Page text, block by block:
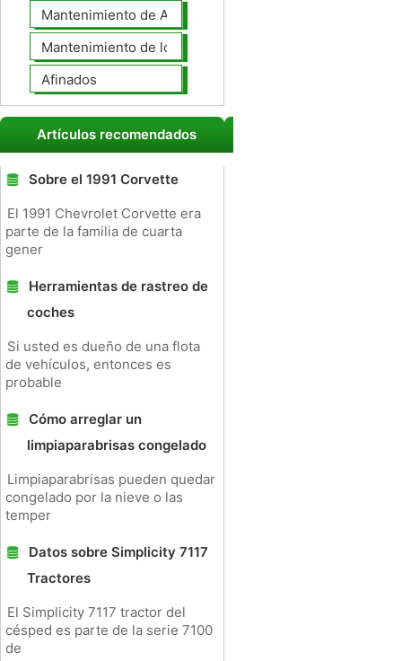
Mantenimiento de Automotores Profesional
Mantenimiento de los neumáticos
Afinados
Artículos recomendados
Sobre el 1991 Corvette
El 1991 Chevrolet Corvette era
parte de la familia de cuarta
gener
Herramientas de rastreo de
coches
Si usted es dueño de una flota
de vehículos, entonces es
probable
Cómo arreglar un
limpiaparabrisas congelado
Limpiaparabrisas pueden quedar
congelado por la nieve o las
temper
Datos sobre Simplicity 7117
Tractores
El Simplicity 7117 tractor del
césped es parte de la serie 7100
de